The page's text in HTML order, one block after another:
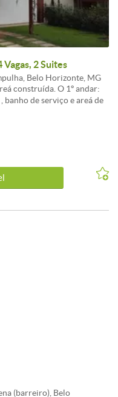
2 Suites
Belo Horizonte, MG
construída. O 1º andar:
banho de serviço e areá de
o 3º quarto pode ser
C/ARMÁRIOS
TETOS
TODO EM
(barreiro), Belo